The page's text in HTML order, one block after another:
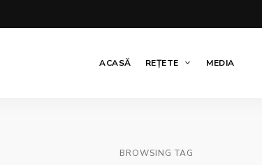
ACASĂ REȚETE MEDIA
BROWSING TAG